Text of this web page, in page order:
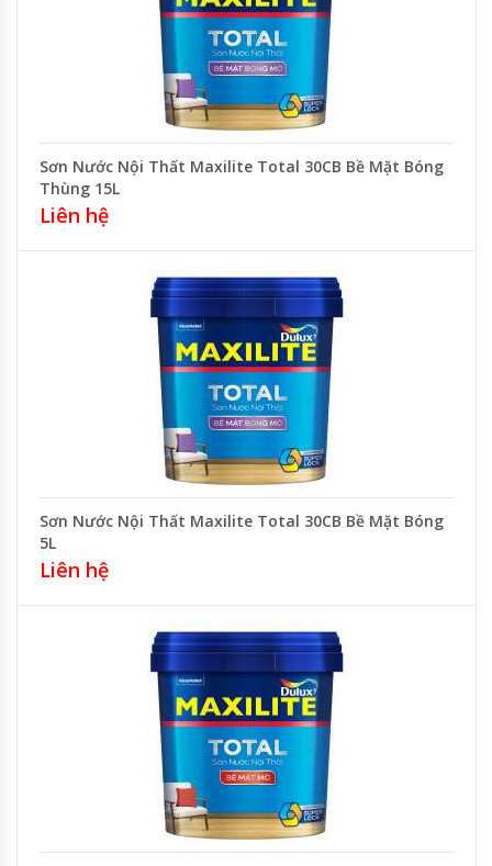
Sơn Nước Nội Thất Maxilite Total 30CB Bề Mặt Bóng
Thùng 15L
Liên hệ
Sơn Nước Nội Thất Maxilite Total 30CB Bề Mặt Bóng
5L
Liên hệ